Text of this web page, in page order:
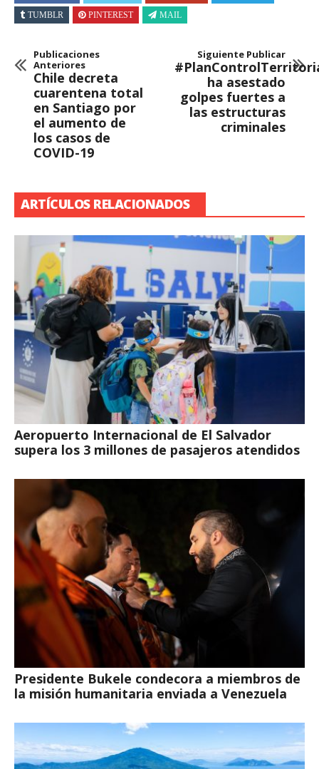
TUMBLR PINTEREST MAIL
Publicaciones
Anteriores
Chile decreta
cuarentena total
en Santiago por
el aumento de
los casos de
COVID-19
Siguiente Publicar
ha asestado
golpes fuertes a
las estructuras
criminales
ARTÍCULOS RELACIONADOS
Aeropuerto Internacional de El Salvador
supera los 3 millones de pasajeros atendidos
Presidente Bukele condecora a miembros de
la misión humanitaria enviada a Venezuela